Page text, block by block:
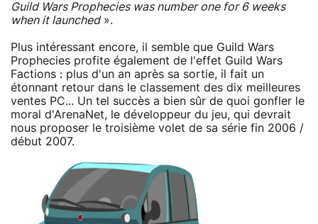
Guild Wars Prophecies was number one for 6 weeks
when it launched».
Plus intéressant encore, il semble que Guild Wars
Prophecies profite également de l'effet Guild Wars
Factions : plus d'un an après sa sortie, il fait un
étonnant retour dans le classement des dix meilleures
ventes PC... Un tel succès a bien sûr de quoi gonfler le
moral d'ArenaNet, le développeur du jeu, qui devrait
nous proposer le troisième volet de sa série fin 2006 /
début 2007.